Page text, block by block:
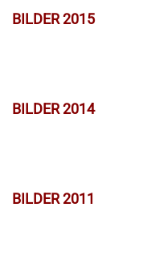
BILDER 2015
BILDER 2014
BILDER 2011